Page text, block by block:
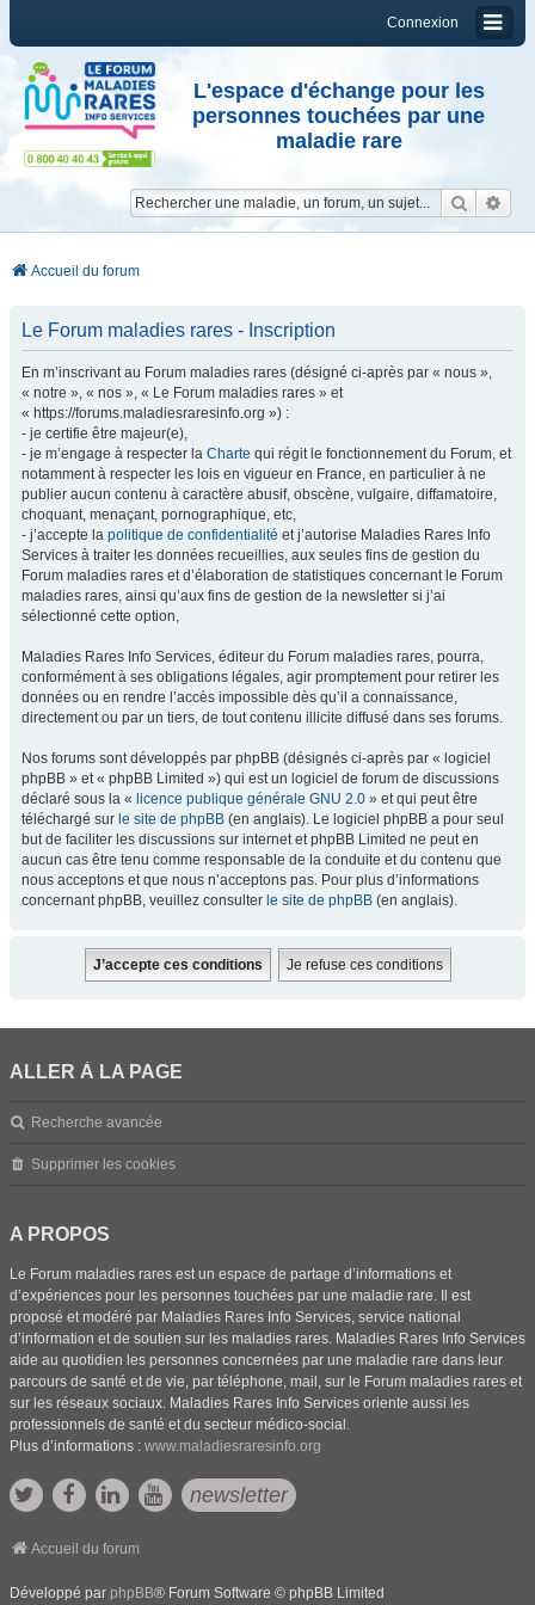
Connexion
L'espace d'échange pour les
personnes touchées par une
maladie rare
Accueil du forum
Le Forum maladies rares - Inscription
En m’inscrivant au Forum maladies rares (désigné ci-après par « nous »,
« notre », « nos », « Le Forum maladies rares » et
« https://forums.maladiesraresinfo.org ») :
- je certifie être majeur(e),
- je m’engage à respecter la Charte qui régit le fonctionnement du Forum, et
notamment à respecter les lois en vigueur en France, en particulier à ne
publier aucun contenu à caractère abusif, obscène, vulgaire, diffamatoire,
choquant, menaçant, pornographique, etc,
- j’accepte la politique de confidentialité et j’autorise Maladies Rares Info
Services à traiter les données recueillies, aux seules fins de gestion du
Forum maladies rares et d’élaboration de statistiques concernant le Forum
maladies rares, ainsi qu’aux fins de gestion de la newsletter si j’ai
sélectionné cette option,
Maladies Rares Info Services, éditeur du Forum maladies rares, pourra,
conformément à ses obligations légales, agir promptement pour retirer les
données ou en rendre l’accès impossible dès qu’il a connaissance,
directement ou par un tiers, de tout contenu illicite diffusé dans ses forums.
Nos forums sont développés par phpBB (désignés ci-après par « logiciel
phpBB » et « phpBB Limited ») qui est un logiciel de forum de discussions
déclaré sous la « licence publique générale GNU 2.0 » et qui peut être
téléchargé sur le site de phpBB (en anglais). Le logiciel phpBB a pour seul
but de faciliter les discussions sur internet et phpBB Limited ne peut en
aucun cas être tenu comme responsable de la conduite et du contenu que
nous acceptons et que nous n’acceptons pas. Pour plus d’informations
concernant phpBB, veuillez consulter le site de phpBB (en anglais).
ALLER À LA PAGE
Recherche avancée
Supprimer les cookies
A PROPOS
Le Forum maladies rares est un espace de partage d’informations et
d’expériences pour les personnes touchées par une maladie rare. Il est
proposé et modéré par Maladies Rares Info Services, service national
d’information et de soutien sur les maladies rares. Maladies Rares Info Services
aide au quotidien les personnes concernées par une maladie rare dans leur
parcours de santé et de vie, par téléphone, mail, sur le Forum maladies rares et
sur les réseaux sociaux. Maladies Rares Info Services oriente aussi les
professionnels de santé et du secteur médico-social.
Plus d’informations : www.maladiesraresinfo.org
newsletter
Accueil du forum
Développé par phpBB® Forum Software © phpBB Limited